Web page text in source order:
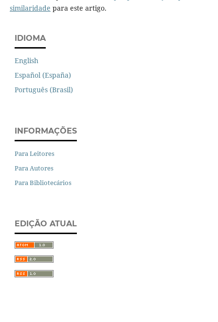
similaridade para este artigo.
IDIOMA
English
Español (España)
Português (Brasil)
INFORMAÇÕES
Para Leitores
Para Autores
Para Bibliotecários
EDIÇÃO ATUAL